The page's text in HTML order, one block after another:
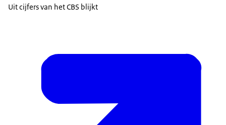
Uit cijfers van het CBS blijkt